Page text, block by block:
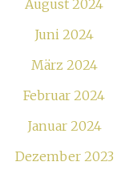
August 2024
Juni 2024
März 2024
Februar 2024
Januar 2024
Dezember 2023